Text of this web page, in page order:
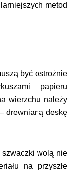
metod
być ostrożnie
papieru
wierzchu należy
drewnianą deskę
szwaczki wolą nie
na przyszłe